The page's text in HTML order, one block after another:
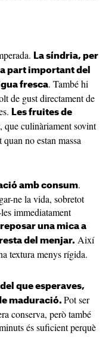
La síndria, per
part important del
fresca. També hi
de gust directament de
Les fruites de
, que culinàriament sovint
no estan massa
amb consum.
ne la vida, sobretot
immediatament
una mica a
del menjar. Així
textura menys rígida.
que esperaves,
maduració. Pot ser
conserva, però també
és suficient perquè